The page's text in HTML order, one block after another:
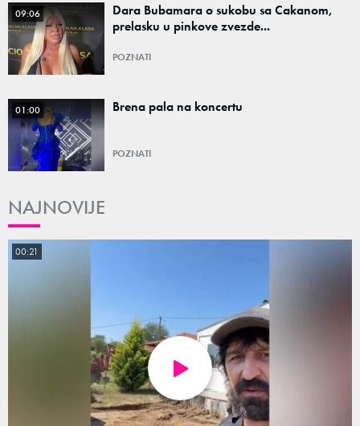
09:06
Dara Bubamara o sukobu sa Cakanom,
prelasku u pinkove zvezde...
POZNATI
01:00 Brena pala na koncertu
POZNATI
NAJNOVIJE
00:21